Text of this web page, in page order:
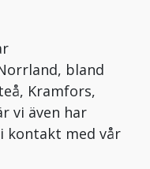
bland
Kramfors,
vi även har
kontakt med vår